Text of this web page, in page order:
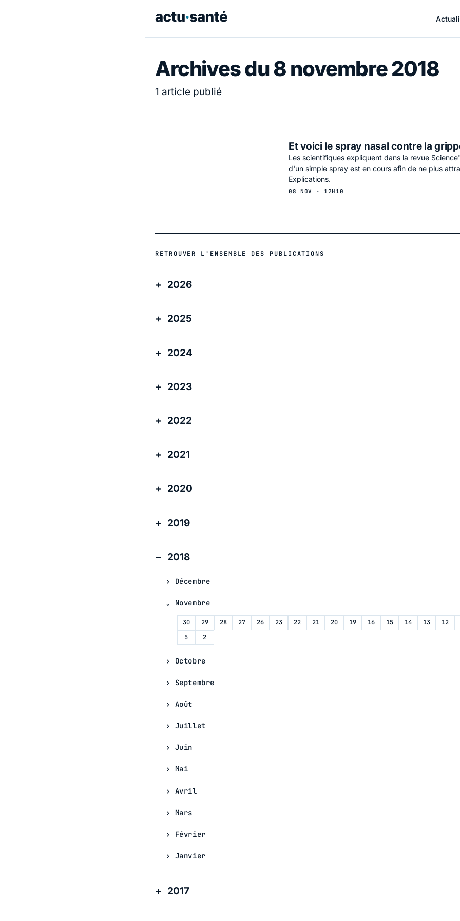
Archives du 8 novembre 2018
1 article publié
Et voici le spray nasal contre la
Les scientifiques expliquent dans la revue
d'un simple spray est en cours afin de ne plus
Explications.
08 NOV · 12H10
RETROUVER L'ENSEMBLE DES PUBLICATIONS
2026
2025
2024
2023
2022
2021
2020
2019
2018
Décembre
Novembre
30 29 28 27 26 23 22 21 20 19 16 15 14 13 12
5
2
Octobre
Septembre
Août
Juillet
Juin
Mai
Avril
Mars
Février
Janvier
2017